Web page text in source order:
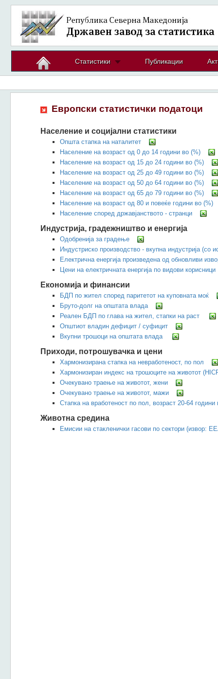
Статистики Публикации
Европски статистички податоци
Население и социјални статистики
Општа стапка на наталитет
Население на возраст од 0 до 14 години во (%)
Население на возраст од 15 до 24 години во (%)
Население на возраст од 25 до 49 години во (%)
Население на возраст од 50 до 64 години во (%)
Население на возраст од 65 до 79 години во (%)
Население на возраст од 80 и повеќе години во (%)
Население според државјанството - странци
Индустрија, градежништво и енергија
Одобренија за градење
Индустриско производство - вкупна индустрија (со
Електрична енергија произведена од обновливи
Цени на електричната енергија по видови корисници
Економија и финансии
БДП по жител според паритетот на куповната моќ
Бруто-долг на општата влада
Реалeн БДП по глава на жител, стапки на раст
Општиот владин дефицит / суфицит
Вкупни трошоци на општата влада
Приходи, потрошувачка и цени
Хармонизирана стапка на невработеност, по пол
Хармонизиран индекс на трошоците на животот
Очекувано траење на животот, жени
Очекувано траење на животот, мажи
Стапка на вработеност по пол, возраст 20-64 години
Животна средина
Емисии на стакленички гасови по сектори (извор: